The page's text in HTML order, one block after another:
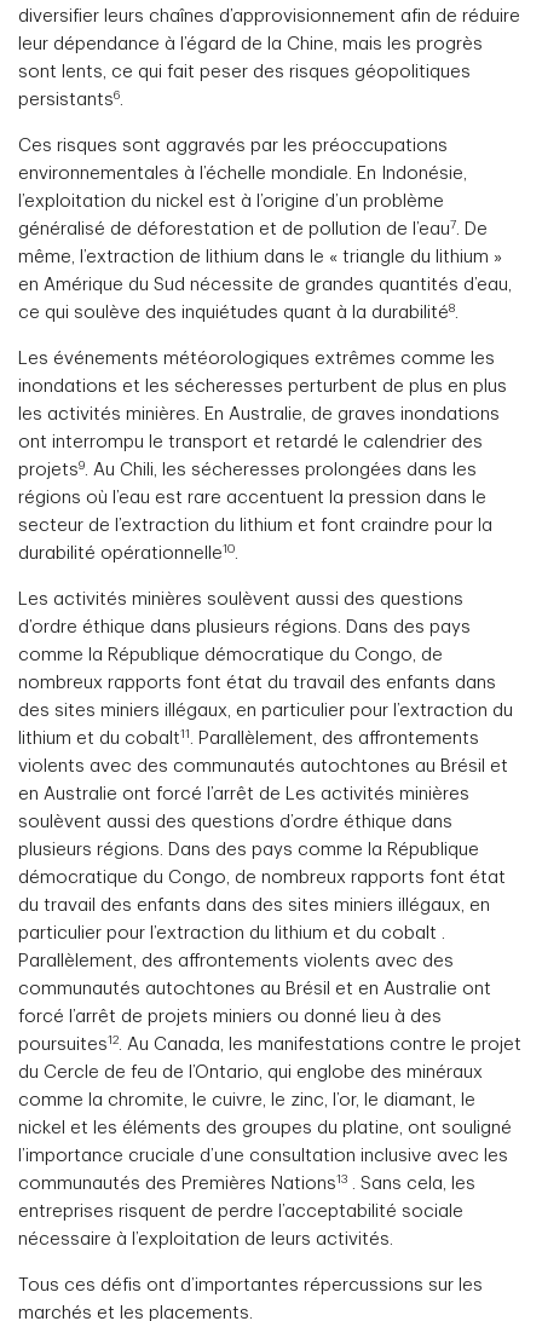
diversifier leurs chaînes d’approvisionnement afin de réduire
leur dépendance à l’égard de la Chine, mais les progrès
sont lents, ce qui fait peser des risques géopolitiques
persistants6.
Ces risques sont aggravés par les préoccupations
environnementales à l’échelle mondiale. En Indonésie,
l’exploitation du nickel est à l’origine d’un problème
généralisé de déforestation et de pollution de l’eau7. De
même, l’extraction de lithium dans le « triangle du lithium »
en Amérique du Sud nécessite de grandes quantités d’eau,
ce qui soulève des inquiétudes quant à la durabilité8.
Les événements météorologiques extrêmes comme les
inondations et les sécheresses perturbent de plus en plus
les activités minières. En Australie, de graves inondations
ont interrompu le transport et retardé le calendrier des
projets9. Au Chili, les sécheresses prolongées dans les
régions où l’eau est rare accentuent la pression dans le
secteur de l’extraction du lithium et font craindre pour la
durabilité opérationnelle10.
Les activités minières soulèvent aussi des questions
d’ordre éthique dans plusieurs régions. Dans des pays
comme la République démocratique du Congo, de
nombreux rapports font état du travail des enfants dans
des sites miniers illégaux, en particulier pour l’extraction du
lithium et du cobalt11 . Parallèlement, des affrontements
violents avec des communautés autochtones au Brésil et
en Australie ont forcé l’arrêt de Les activités minières
soulèvent aussi des questions d’ordre éthique dans
plusieurs régions. Dans des pays comme la République
démocratique du Congo, de nombreux rapports font état
du travail des enfants dans des sites miniers illégaux, en
particulier pour l’extraction du lithium et du cobalt .
Parallèlement, des affrontements violents avec des
communautés autochtones au Brésil et en Australie ont
forcé l’arrêt de projets miniers ou donné lieu à des
poursuites12. Au Canada, les manifestations contre le projet
du Cercle de feu de l’Ontario, qui englobe des minéraux
comme la chromite, le cuivre, le zinc, l’or, le diamant, le
nickel et les éléments des groupes du platine, ont souligné
l’importance cruciale d’une consultation inclusive avec les
communautés des Premières Nations13 . Sans cela, les
entreprises risquent de perdre l’acceptabilité sociale
nécessaire à l’exploitation de leurs activités.
Tous ces défis ont d’importantes répercussions sur les
marchés et les placements.